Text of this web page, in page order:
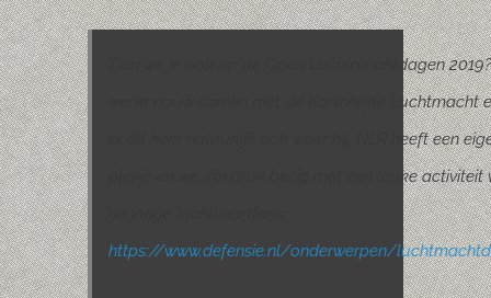
Zien we je ook op de Open Luchtmachtdagen
werkt nauw samen met de Koninklijke Luchtmacht
er dit keer natuurlijk ook weer bij. NLR heeft een
plekje en we zijn druk bezig met een leuke activiteit
https://www.defensie.nl/onderwerpen/